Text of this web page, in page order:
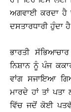
ਅਗਵਾਈ ਕਰਦਾ ਹੈ
ਦਸਤਾਰਧਾਰੀ ਹੁੰਦਾ
ਭਾਰਤੀ
ਨਿਸ਼ਾਨ ਨੂੰ ਪੰਜ
ਵਾਂਗ ਸਜਾਇਆ
ਮਾਰਦੇ ਹਾਂ ਤਾਂ ਪਤਾ
ਵਿੱਚ ਜਦੋਂ ਕੋਈ